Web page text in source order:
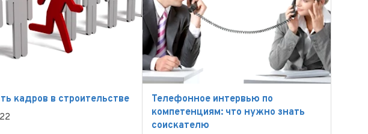
кадров в строительстве
Телефонное интервью по
компетенциям: что нужно знать
соискателю